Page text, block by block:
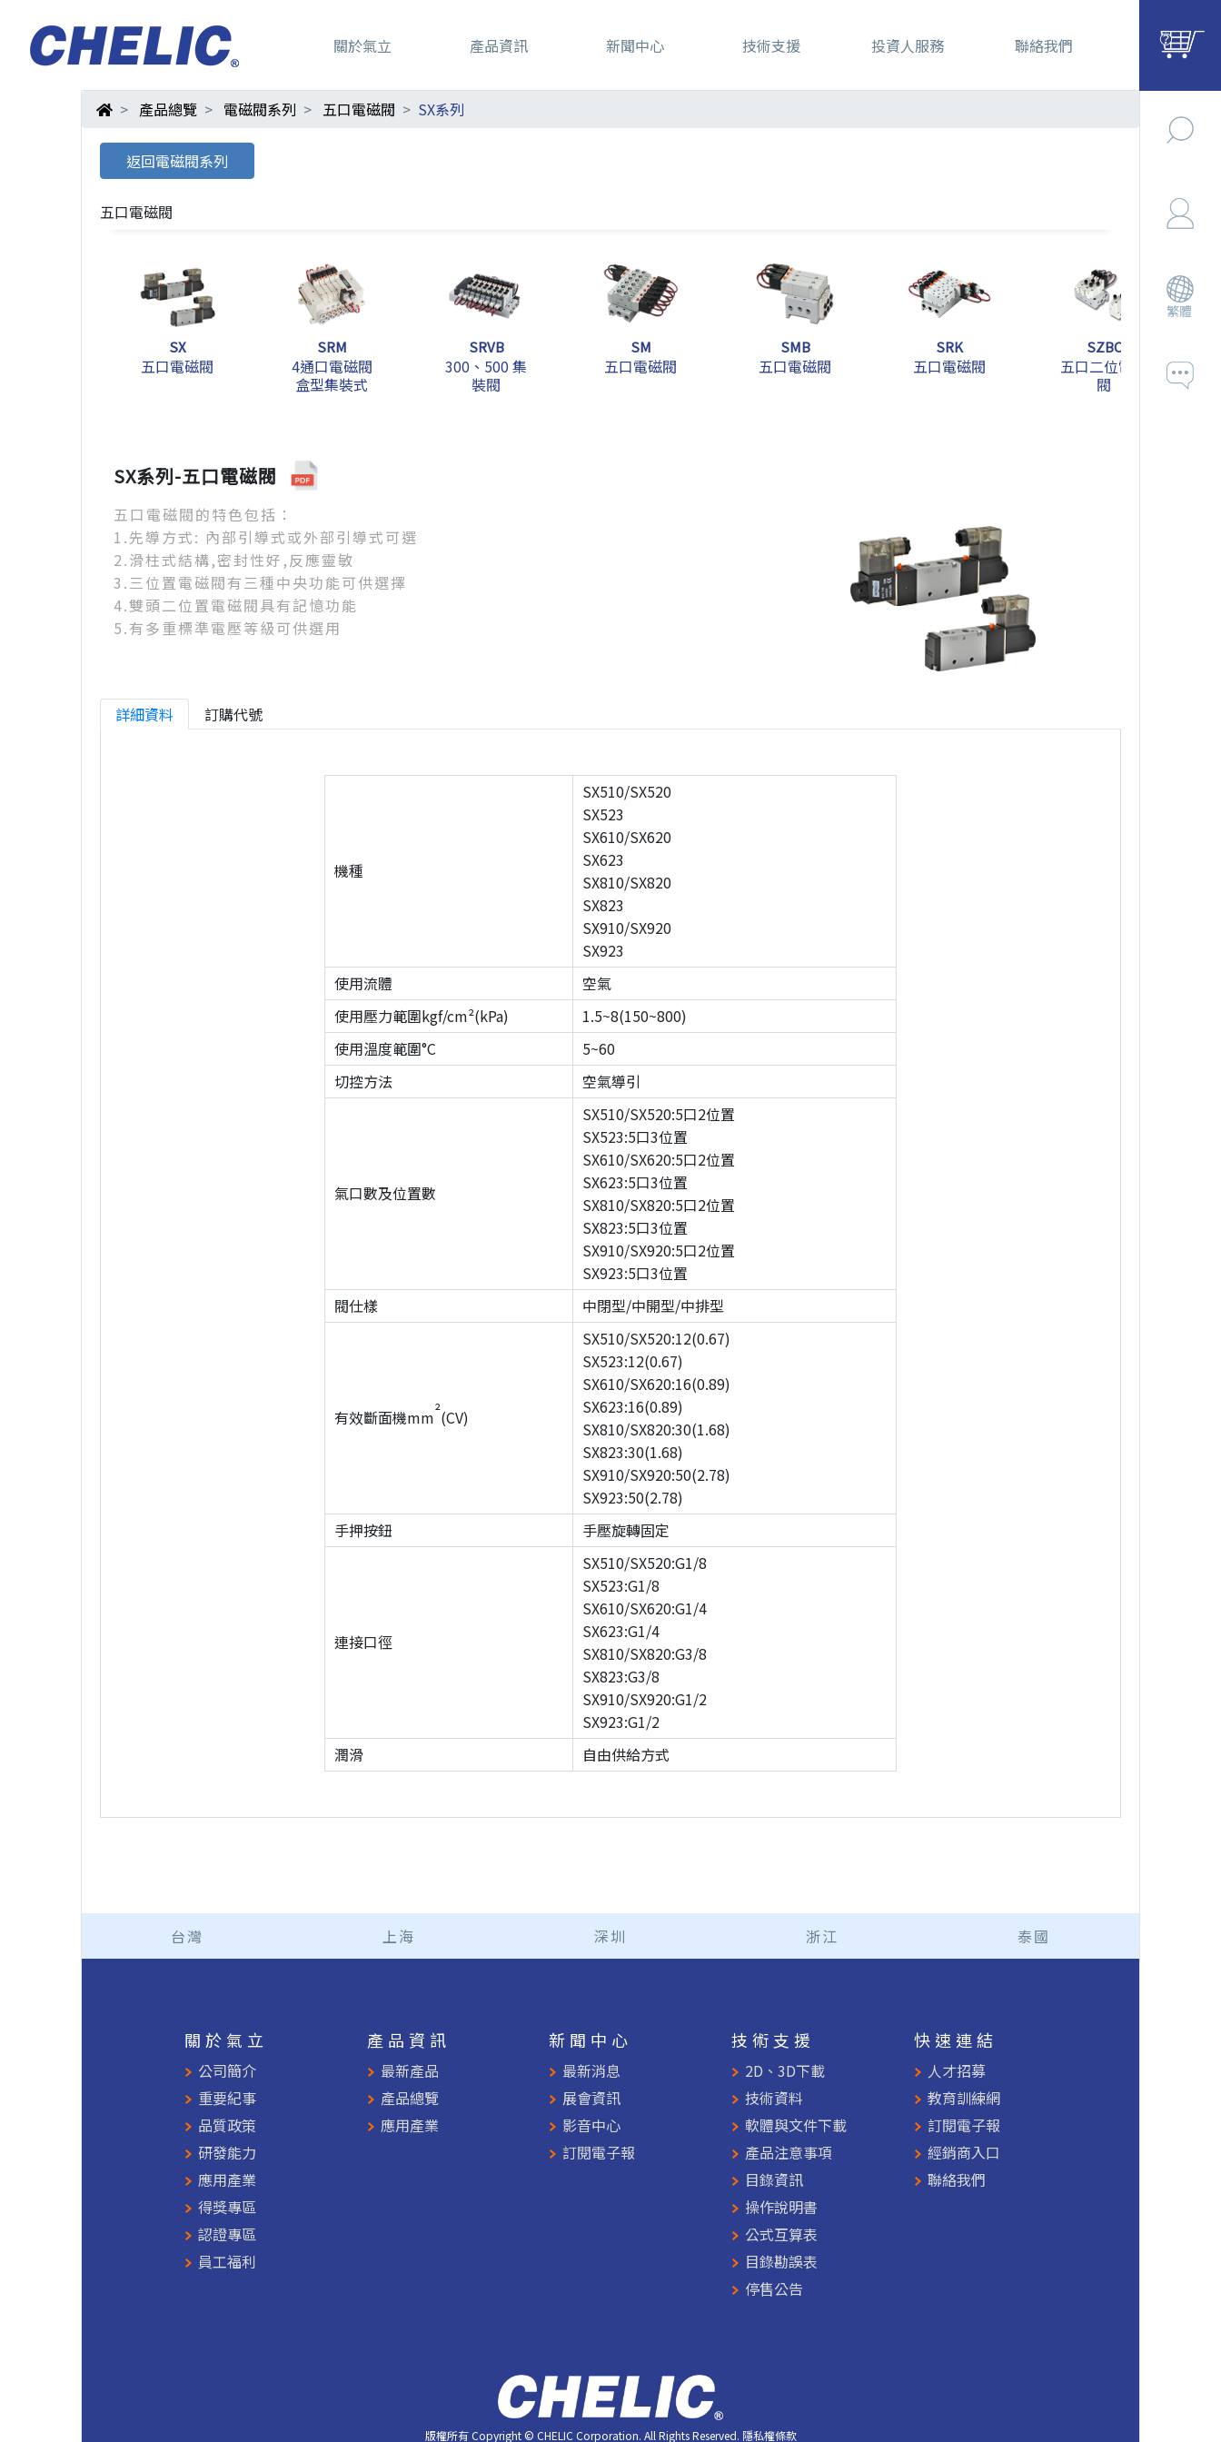
關於氣立 產品資訊 新聞中心 技術支援 投資人服務 聯絡我們
產品總覽 電磁閥系列 五口電磁閥 SX系列
返回電磁閥系列
五口電磁閥
SX
五口電磁閥
SRM
4通口電磁閥
盒型集裝式
SRVB
300、500 集
裝閥
SM
五口電磁閥
SMB
五口電磁閥
SRK
五口電磁閥
SZBC
五口二位電磁
閥
SX系列-五口電磁閥
五口電磁閥的特色包括：
1.先導方式: 內部引導式或外部引導式可選
2.滑柱式結構,密封性好,反應靈敏
3.三位置電磁閥有三種中央功能可供選擇
4.雙頭二位置電磁閥具有記憶功能
5.有多重標準電壓等級可供選用
詳細資料 訂購代號
機種
SX510/SX520
SX523
SX610/SX620
SX623
SX810/SX820
SX823
SX910/SX920
SX923
使用流體
空氣
使用壓力範圍kgf/cm²(kPa)
1.5~8(150~800)
使用溫度範圍°C
5~60
切控方法
空氣導引
氣口數及位置數
SX510/SX520:5口2位置
SX523:5口3位置
SX610/SX620:5口2位置
SX623:5口3位置
SX810/SX820:5口2位置
SX823:5口3位置
SX910/SX920:5口2位置
SX923:5口3位置
閥仕樣
中閉型/中開型/中排型
有效斷面機mm²(CV)
SX510/SX520:12(0.67)
SX523:12(0.67)
SX610/SX620:16(0.89)
SX623:16(0.89)
SX810/SX820:30(1.68)
SX823:30(1.68)
SX910/SX920:50(2.78)
SX923:50(2.78)
手押按鈕
手壓旋轉固定
連接口徑
SX510/SX520:G1/8
SX523:G1/8
SX610/SX620:G1/4
SX623:G1/4
SX810/SX820:G3/8
SX823:G3/8
SX910/SX920:G1/2
SX923:G1/2
潤滑
自由供給方式
台灣 上海 深圳 浙江 泰國
關於氣立
公司簡介
重要紀事
品質政策
研發能力
應用產業
得獎專區
認證專區
員工福利
產品資訊
最新產品
產品總覽
應用產業
新聞中心
最新消息
展會資訊
影音中心
訂閱電子報
技術支援
2D、3D下載
技術資料
軟體與文件下載
產品注意事項
目錄資訊
操作說明書
公式互算表
目錄勘誤表
停售公告
快速連結
人才招募
教育訓練網
訂閱電子報
經銷商入口
聯絡我們
版權所有 Copyright © CHELIC Corporation. All Rights Reserved. 隱私權條款
繁體